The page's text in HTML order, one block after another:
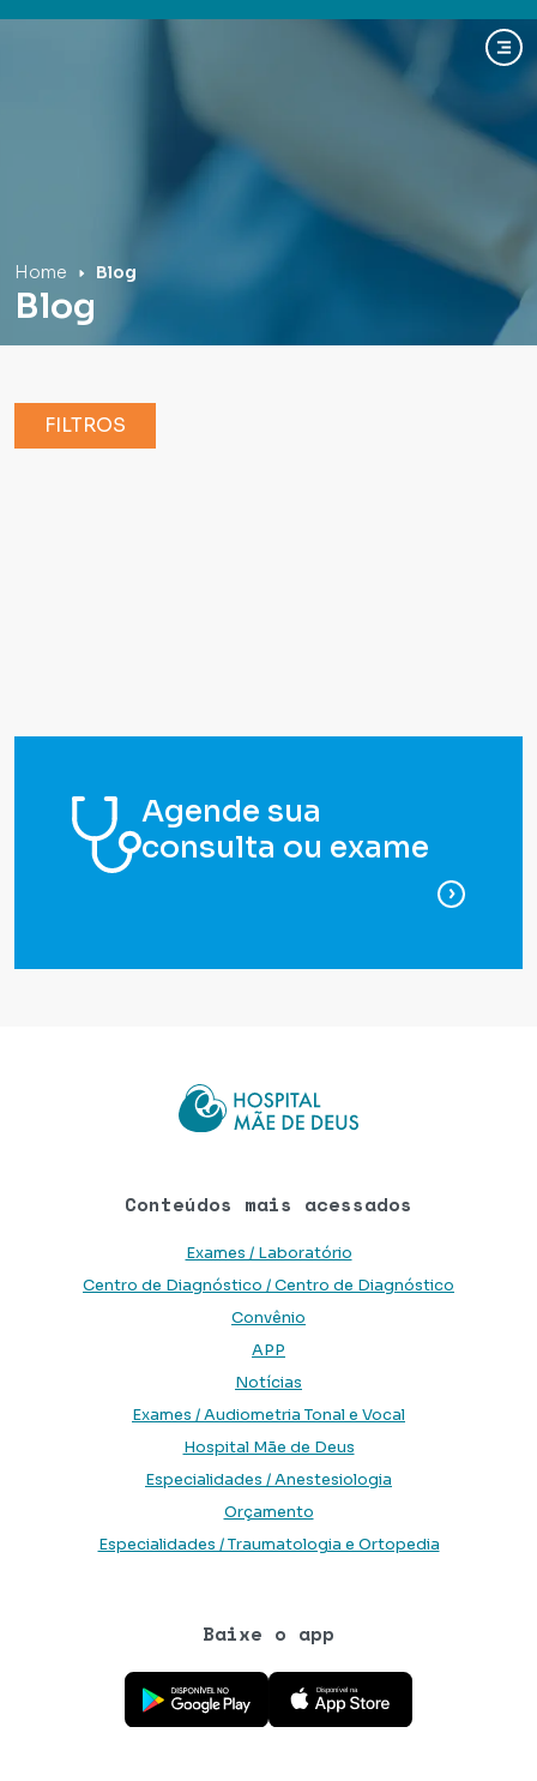
Home Blog
Blog
FILTROS
Agende sua
consulta ou exame
para
Conteúdos mais acessados
Exames / Laboratório
Centro de Diagnóstico / Centro de Diagnóstico
Convênio
APP
Notícias
Exames / Audiometria Tonal e Vocal
Hospital Mãe de Deus
Especialidades / Anestesiologia
Orçamento
Especialidades / Traumatologia e Ortopedia
Baixe o app
Baixe o aplicativo na Google Play Store
Baixe o aplicativo na App Store